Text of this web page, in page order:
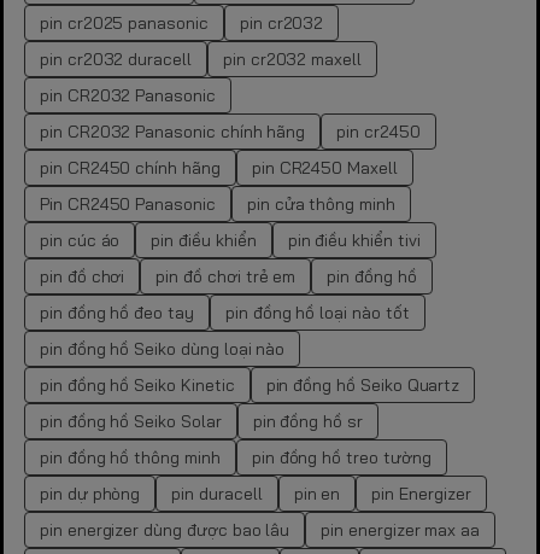
pin cr2025 panasonic
pin cr2032
pin cr2032 duracell
pin cr2032 maxell
pin CR2032 Panasonic
pin CR2032 Panasonic chính hãng
pin cr2450
pin CR2450 chính hãng
pin CR2450 Maxell
Pin CR2450 Panasonic
pin cửa thông minh
pin cúc áo
pin điều khiển
pin điều khiển tivi
pin đồ chơi
pin đồ chơi trẻ em
pin đồng hồ
pin đồng hồ đeo tay
pin đồng hồ loại nào tốt
pin đồng hồ Seiko dùng loại nào
pin đồng hồ Seiko Kinetic
pin đồng hồ Seiko Quartz
pin đồng hồ Seiko Solar
pin đồng hồ sr
pin đồng hồ thông minh
pin đồng hồ treo tường
pin dự phòng
pin duracell pin en
pin Energizer
pin energizer dùng được bao lâu
pin energizer max aa